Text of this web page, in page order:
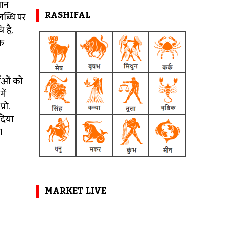
पर
है,
को
RASHIFAL
MARKET LIVE